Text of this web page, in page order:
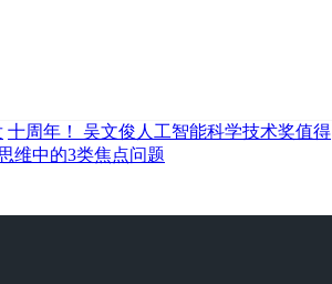
十周年！ 吴文俊人工智能科学技术奖值得
维中的3类焦点问题